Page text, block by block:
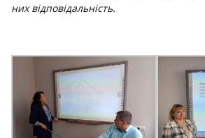
них відповідальність.